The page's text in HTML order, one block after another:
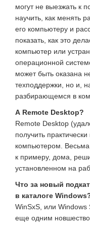
могут не выезжать к
научить, как менять
его компьютеру и
показать, как это
компьютер или
операционной
может быть оказана
техподдержки, но и,
разбирающемся в
А Remote Desktop?
Remote Desktop
получить
компьютером.
к примеру, дома,
установленном на
Что за новый
в каталоге
WinSxS, или Windows
еще одним